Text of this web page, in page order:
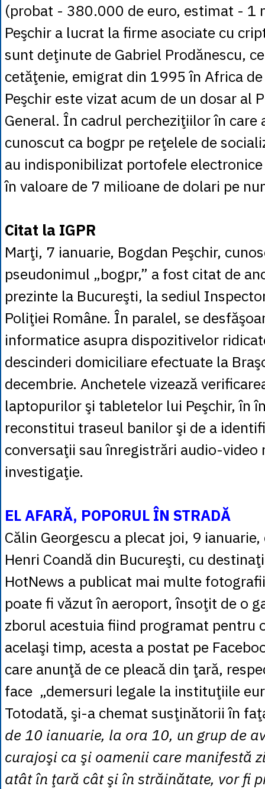
(probat - 380.000 de euro, estimat - 1
Peşchir a lucrat la firme asociate cu
sunt deţinute de Gabriel Prodănescu,
cetăţenie, emigrat din 1995 în Africa
Peşchir este vizat acum de un dosar al
General. În cadrul percheziţiilor în care
cunoscut ca bogpr pe reţelele de
au indisponibilizat portofele
în valoare de 7 milioane de dolari pe
Citat la IGPR
Marţi, 7 ianuarie, Bogdan Peşchir,
pseudonimul „bogpr,” a fost citat de
prezinte la Bucureşti, la sediul
Poliţiei Române. În paralel, se
informatice asupra dispozitivelor
descinderi domiciliare efectuate la
decembrie. Anchetele vizează
laptopurilor şi tabletelor lui Peşchir, în
reconstitui traseul banilor şi de a
conversaţii sau înregistrări audio-video
investigaţie.
EL AFARĂ, POPORUL ÎN STRADĂ
Călin Georgescu a plecat joi, 9
Henri Coandă din Bucureşti, cu
HotNews a publicat mai multe
poate fi văzut în aeroport, însoţit de o
zborul acestuia fiind programat pentru
acelaşi timp, acesta a postat pe
care anunţă de ce pleacă din ţară,
face „demersuri legale la instituţiile
Totodată, şi-a chemat susţinătorii în
de 10 ianuarie, la ora 10, un grup de
curajoşi ca şi oamenii care manifestă
atât în ţară cât şi în străinătate, vor fi